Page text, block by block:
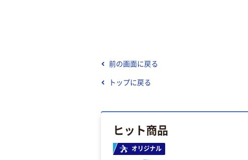
前の画面に戻る
トップに戻る
ヒット商品
オリジナル